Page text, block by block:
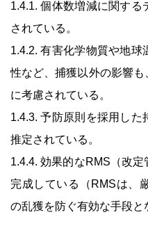
1.4.1. 個体数増減に関する
されている。
1.4.2. 有害化学物質や地
性など、捕獲以外の影響
に考慮されている。
1.4.3. 予防原則を採用した
推定されている。
1.4.4. 効果的なRMS（改
完成している（RMSは、
の乱獲を防ぐ有効な手段と